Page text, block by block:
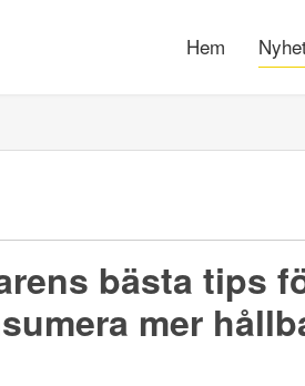
Hem
bästa tips
mer